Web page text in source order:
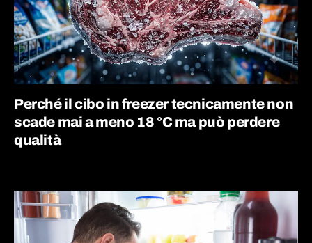
Perché il cibo in freezer tecnicamente non
scade mai a meno 18 °C ma può perdere
qualità